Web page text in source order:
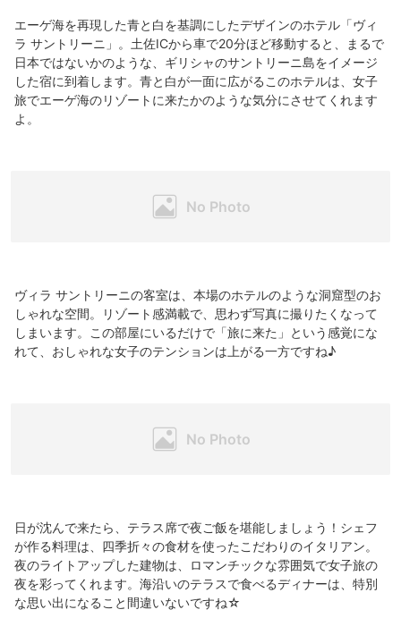
エーゲ海を再現した青と白を基調にしたデザインのホテル「ヴィ
ラ サントリーニ」。土佐ICから車で20分ほど移動すると、まるで
日本ではないかのような、ギリシャのサントリーニ島をイメージ
した宿に到着します。青と白が一面に広がるこのホテルは、女子
旅でエーゲ海のリゾートに来たかのような気分にさせてくれます
よ。
ヴィラ サントリーニの客室は、本場のホテルのような洞窟型のお
しゃれな空間。リゾート感満載で、思わず写真に撮りたくなって
しまいます。この部屋にいるだけで「旅に来た」という感覚にな
れて、おしゃれな女子のテンションは上がる一方ですね♪
日が沈んで来たら、テラス席で夜ご飯を堪能しましょう！シェフ
が作る料理は、四季折々の食材を使ったこだわりのイタリアン。
夜のライトアップした建物は、ロマンチックな雰囲気で女子旅の
夜を彩ってくれます。海沿いのテラスで食べるディナーは、特別
な思い出になること間違いないですね☆